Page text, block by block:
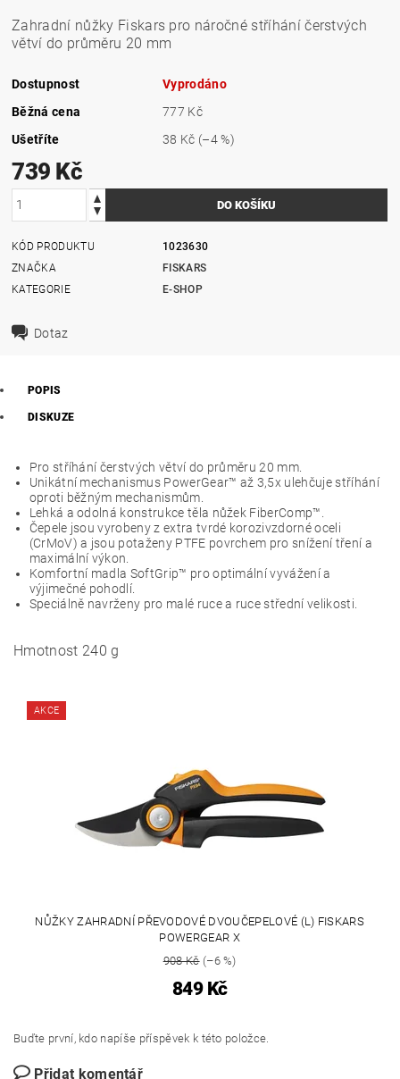
Zahradní nůžky Fiskars pro náročné stříhání čerstvých
větví do průměru 20 mm
Dostupnost
Vyprodáno
Běžná cena
777 Kč
Ušetříte
38 Kč (–4 %)
739 Kč
KÓD PRODUKTU
1023630
ZNAČKA
FISKARS
KATEGORIE
E-SHOP
Dotaz
POPIS
DISKUZE
Pro stříhání čerstvých větví do průměru 20 mm.
Unikátní mechanismus PowerGear™ až 3,5x ulehčuje stříhání
oproti běžným mechanismům.
Lehká a odolná konstrukce těla nůžek FiberComp™.
Čepele jsou vyrobeny z extra tvrdé korozivzdorné oceli
(CrMoV) a jsou potaženy PTFE povrchem pro snížení tření a
maximální výkon.
Komfortní madla SoftGrip™ pro optimální vyvážení a
výjimečné pohodlí.
Speciálně navrženy pro malé ruce a ruce střední velikosti.
Hmotnost 240 g
AKCE
NŮŽKY ZAHRADNÍ PŘEVODOVÉ DVOUČEPELOVÉ (L) FISKARS
POWERGEAR X
908 Kč(–6 %)
849 Kč
Buďte první, kdo napíše příspěvek k této položce.
Přidat komentář